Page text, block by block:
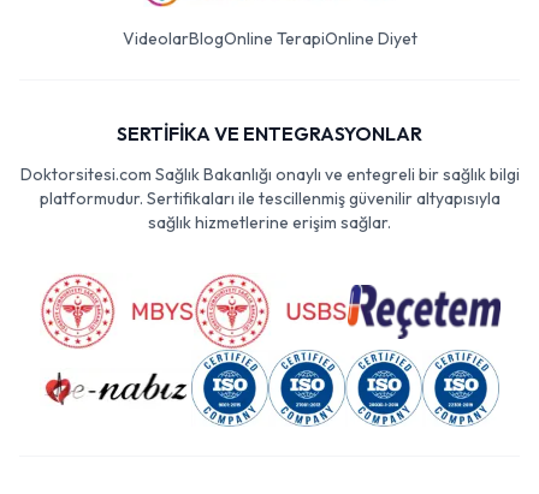
VideolarBlogOnline TerapiOnline Diyet
SERTİFİKA VE ENTEGRASYONLAR
Doktorsitesi.com Sağlık Bakanlığı onaylı ve entegreli bir sağlık bilgi
platformudur. Sertifikaları ile tescillenmiş güvenilir altyapısıyla
sağlık hizmetlerine erişim sağlar.